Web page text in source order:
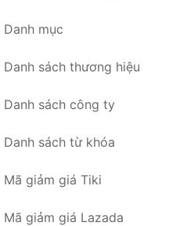
Danh mục
Danh sách thương hiệu
Danh sách công ty
Danh sách từ khóa
Mã giảm giá Tiki
Mã giảm giá Lazada